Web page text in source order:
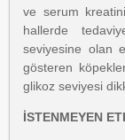
ve serum
hallerde
seviyesine olan
gösteren
glikoz seviyesi
İSTENMEYEN